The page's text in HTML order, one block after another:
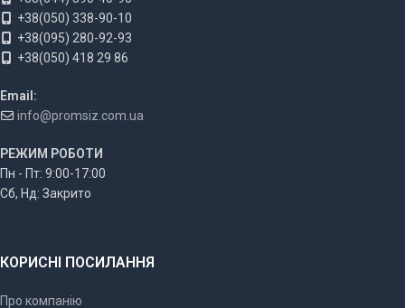
+38(050) 338-90-10
+38(095) 280-92-93
+38(050) 418 29 86
Email:
info@promsiz.com.ua
РЕЖИМ РОБОТИ
Пн - Пт: 9:00-17:00
Сб, Нд: Закрито
КОРИСНІ ПОСИЛАННЯ
Про компанію